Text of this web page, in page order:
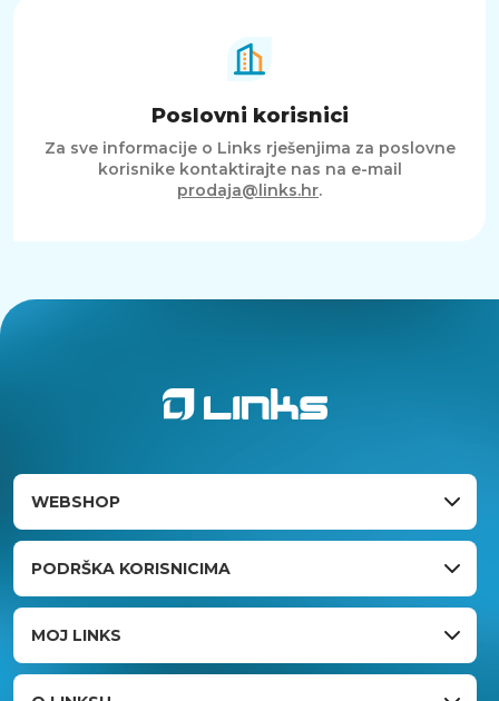
Poslovni korisnici
Za sve informacije o Links rješenjima za poslovne
korisnike kontaktirajte nas na e-mail
prodaja@links.hr.
WEBSHOP
PODRŠKA KORISNICIMA
MOJ LINKS